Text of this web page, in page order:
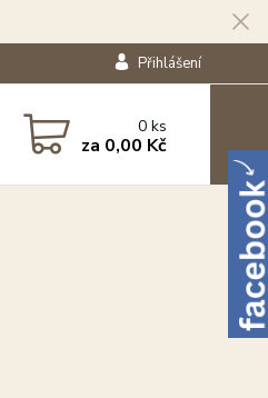
Přihlášení
0ks
za 0,00 Kč